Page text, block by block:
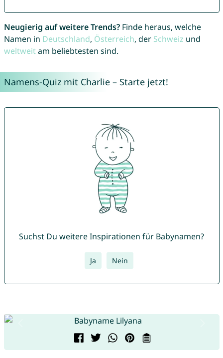
Neugierig auf weitere Trends?Finde heraus, welche
Namen in Deutschland, Österreich, der Schweiz und
weltweitam beliebtesten sind.
Namens-Quiz mit Charlie – Starte jetzt!
Suchst Du weitere Inspirationen für Babynamen?
Ja Nein